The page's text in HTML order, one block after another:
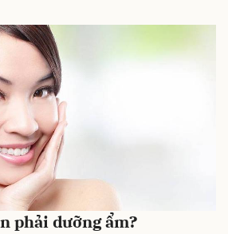
phải dưỡng ẩm?